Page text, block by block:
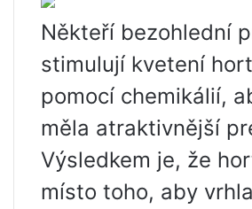
Někteří bezohlední
stimulují kvetení
pomocí chemikálií,
měla atraktivnější
Výsledkem je, že
místo toho, aby